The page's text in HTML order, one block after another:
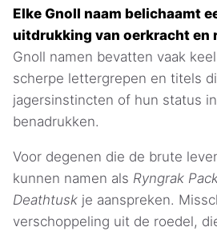
Elke Gnoll naam belichaamt
uitdrukking van oerkracht en
Gnoll namen bevatten vaak
scherpe lettergrepen en titels
jagersinstincten of hun status
benadrukken.
Voor degenen die de brute
kunnen namen als Ryngrak
Deathtusk je aanspreken.
verschoppeling uit de roedel,